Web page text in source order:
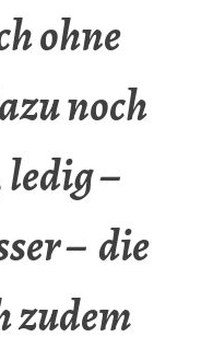
ohne
noch
–
– die
zudem